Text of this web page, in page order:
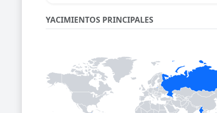
YACIMIENTOS PRINCIPALES